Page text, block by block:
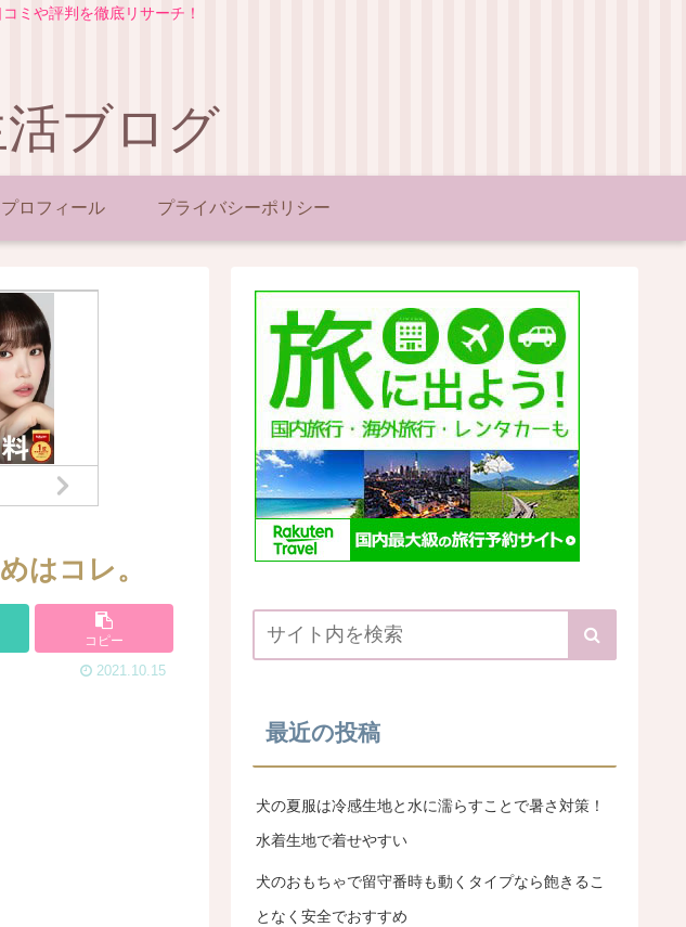
ミや評判を徹底リサーチ！
ブログ
プロフィール プライバシーポリシー
はコレ。
コピー
2021.10.15
最近の投稿
犬の夏服は冷感生地と水に濡らすことで暑さ対策！
水着生地で着せやすい
犬のおもちゃで留守番時も動くタイプなら飽きるこ
となく安全でおすすめ